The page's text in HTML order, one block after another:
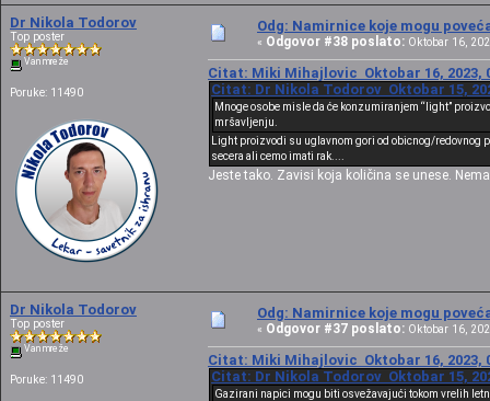
Dr Nikola Todorov
Top poster
Van mreže
Poruke: 11490
Odg: Namirnice koje mogu
« Odgovor #38 poslato: Oktobar 16,
Citat: Miki Mihajlovic Oktobar 16, 2023,
Citat: Dr Nikola Todorov Oktobar 15,
Mnoge osobe misle da će konzumiranjem “light”
mršavljenju.
Light proizvodi su uglavnom gori od obicnog/redovnog
secera ali cemo imati rak....
Jeste tako. Zavisi koja količina se unese.
Dr Nikola Todorov
Top poster
Van mreže
Poruke: 11490
Odg: Namirnice koje mogu
« Odgovor #37 poslato: Oktobar 16,
Citat: Miki Mihajlovic Oktobar 16, 2023,
Citat: Dr Nikola Todorov Oktobar 15,
Gazirani napici mogu biti osvežavajući tokom vrelih